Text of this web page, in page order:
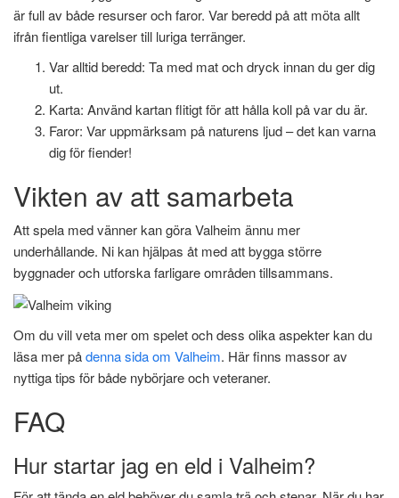
är full av både resurser och faror. Var beredd på att möta allt
ifrån fientliga varelser till luriga terränger.
Var alltid beredd: Ta med mat och dryck innan du ger dig
ut.
Karta: Använd kartan flitigt för att hålla koll på var du är.
Faror: Var uppmärksam på naturens ljud – det kan varna
dig för fiender!
Vikten av att samarbeta
Att spela med vänner kan göra Valheim ännu mer
underhållande. Ni kan hjälpas åt med att bygga större
byggnader och utforska farligare områden tillsammans.
Om du vill veta mer om spelet och dess olika aspekter kan du
läsa mer pådenna sida om Valheim. Här finns massor av
nyttiga tips för både nybörjare och veteraner.
FAQ
Hur startar jag en eld i Valheim?